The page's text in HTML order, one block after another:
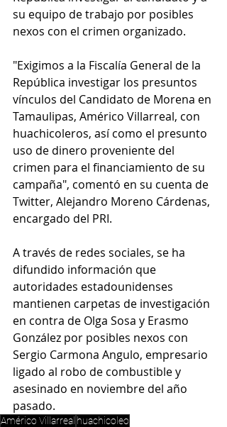
su equipo de trabajo por posibles
nexos con el crimen organizado.
"Exigimos a la Fiscalía General de la
República investigar los presuntos
vínculos del Candidato de Morena en
Tamaulipas, Américo Villarreal, con
huachicoleros, así como el presunto
uso de dinero proveniente del
crimen para el financiamiento de su
campaña", comentó en su cuenta de
Twitter, Alejandro Moreno Cárdenas,
encargado del PRI.
A través de redes sociales, se ha
difundido información que
autoridades estadounidenses
mantienen carpetas de investigación
en contra de Olga Sosa y Erasmo
González por posibles nexos con
Sergio Carmona Angulo, empresario
ligado al robo de combustible y
asesinado en noviembre del año
pasado.
Américo Villarreal huachicoleo